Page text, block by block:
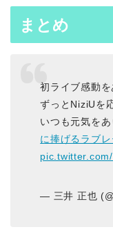
まとめ
初ライブ感動を
ずっとNiziUを
いつも元気を
に捧げるラブレ
— 三井 正也